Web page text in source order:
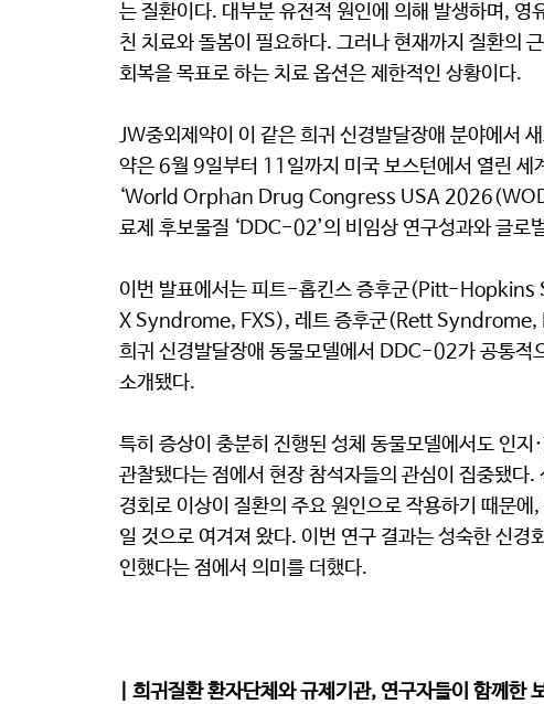
는 질환이다. 대부분 유전적 원인에 의해 발생하며, 영
친 치료와 돌봄이 필요하다. 그러나 현재까지 질환의
회복을 목표로 하는 치료 옵션은 제한적인 상황이다.
JW중외제약이 이 같은 희귀 신경발달장애 분야에서
약은 6월 9일부터 11일까지 미국 보스턴에서 열린 세
‘World Orphan Drug Congress USA
료제 후보물질 ‘DDC-02’의 비임상 연구성과와 글로
이번 발표에서는 피트-홉킨스 증후군(Pitt-
X Syndrome, FXS), 레트 증후군(Rett Syndrome,
희귀 신경발달장애 동물모델에서 DDC-02가 공통적
소개됐다.
특히 증상이 충분히 진행된 성체 동물모델에서도 인지
관찰됐다는 점에서 현장 참석자들의 관심이 집중됐다
경회로 이상이 질환의 주요 원인으로 작용하기 때문
일 것으로 여겨져 왔다. 이번 연구 결과는 성숙한 신경
인했다는 점에서 의미를 더했다.
| 희귀질환 환자단체와 규제기관, 연구자들이 함께한